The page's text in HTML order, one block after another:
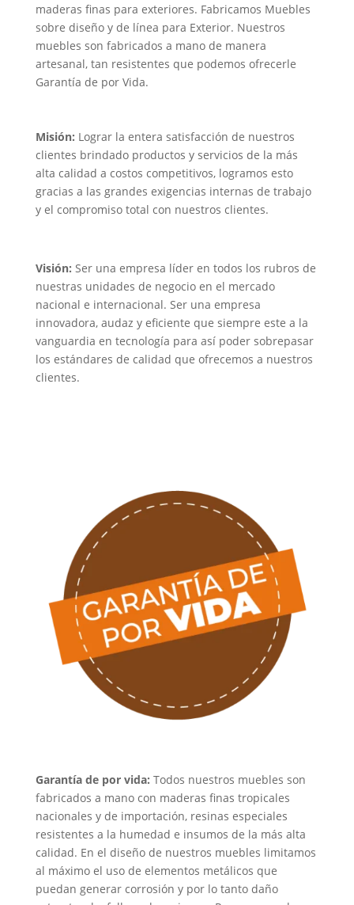
maderas finas para exteriores. Fabricamos Muebles
sobre diseño y de línea para Exterior. Nuestros
muebles son fabricados a mano de manera
artesanal, tan resistentes que podemos ofrecerle
Garantía de por Vida.
Misión: Lograr la entera satisfacción de nuestros
clientes brindado productos y servicios de la más
alta calidad a costos competitivos, logramos esto
gracias a las grandes exigencias internas de trabajo
y el compromiso total con nuestros clientes.
Visión: Ser una empresa líder en todos los rubros de
nuestras unidades de negocio en el mercado
nacional e internacional. Ser una empresa
innovadora, audaz y eficiente que siempre este a la
vanguardia en tecnología para así poder sobrepasar
los estándares de calidad que ofrecemos a nuestros
clientes.
Garantía de por vida: Todos nuestros muebles son
fabricados a mano con maderas finas tropicales
nacionales y de importación, resinas especiales
resistentes a la humedad e insumos de la más alta
calidad. En el diseño de nuestros muebles limitamos
al máximo el uso de elementos metálicos que
puedan generar corrosión y por lo tanto daño